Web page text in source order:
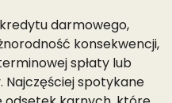
darmowego,
konsekwencji,
spłaty lub
Najczęściej spotykane